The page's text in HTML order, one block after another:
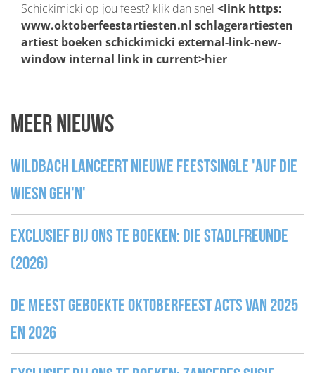
Schickimicki op jou feest? klik dan snel <link https:
www.oktoberfeestartiesten.nl schlagerartiesten
artiest boeken schickimicki external-link-new-
window internal link in current>hier
Meer nieuws
Wildbach lanceert nieuwe feestsingle 'Auf die
Wiesn geh'n'
Exclusief bij ons te boeken: Die Stadlfreunde
(2026)
De meest geboekte Oktoberfeest acts van 2025
en 2026